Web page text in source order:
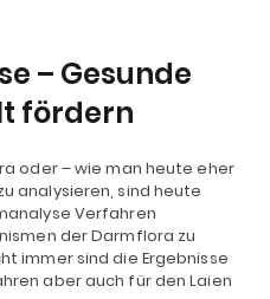
– Gesunde
fördern
oder – wie man heute eher
analysieren, sind heute
Verfahren
der Darmflora zu
immer sind die Ergebnisse
aber auch für den Laien